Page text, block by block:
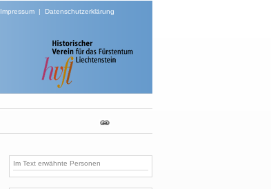
Impressum| Datenschutzerklärung
Im Text erwähnte Personen